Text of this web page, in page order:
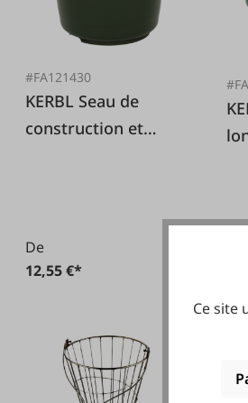
#FA121430
KERBL Seau de
construction et
De
12,55 €*
Ce site